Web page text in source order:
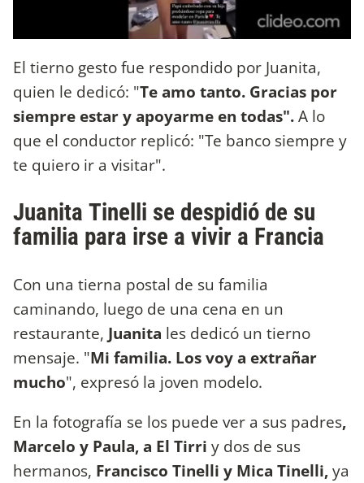
El tierno gesto fue respondido por Juanita,
quien le dedicó: "Te amo tanto. Gracias por
siempre estar y apoyarme en todas".A lo
que el conductor replicó: "Te banco siempre y
te quiero ir a visitar".
Juanita Tinelli se despidió de su
familia para irse a vivir a Francia
Con una tierna postal de su familia
caminando, luego de una cena en un
restaurante, Juanita les dedicó un tierno
mensaje. "Mi familia. Los voy a extrañar
mucho", expresó la joven modelo.
En la fotografía se los puede ver a sus padres,
Marcelo y Paula, a El Tirri y dos de sus
hermanos, Francisco Tinelli y Mica Tinelli,ya